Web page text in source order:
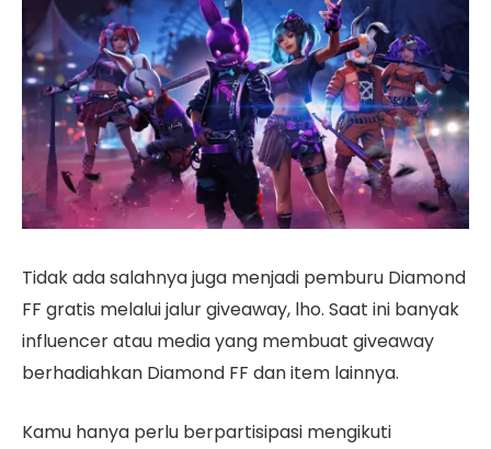
Tidak ada salahnya juga menjadi pemburu Diamond
FF gratis melalui jalur giveaway, lho. Saat ini banyak
influencer atau media yang membuat giveaway
berhadiahkan Diamond FF dan item lainnya.
Kamu hanya perlu berpartisipasi mengikuti